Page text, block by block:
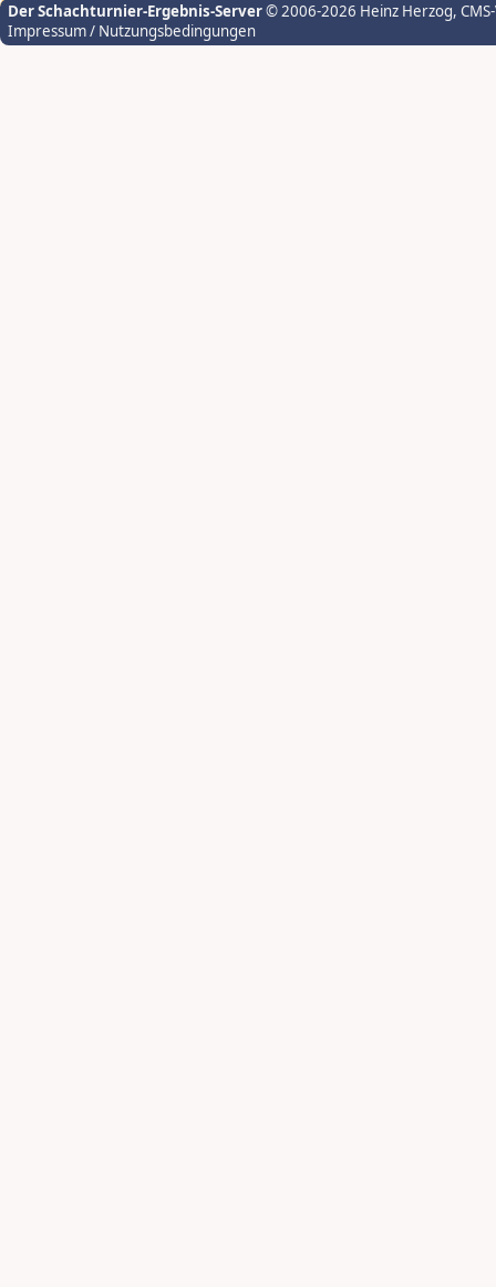
Der Schachturnier-Ergebnis-Server© 2006-2026 Heinz Herzog,
Impressum / Nutzungsbedingungen